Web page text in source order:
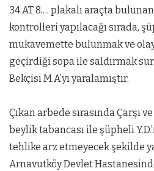
34 AT 8…. plakalı araçta
kontrolleri yapılacağı sırada,
mukavemette bulunmak ve
geçirdiği sopa ile saldırmak
Bekçisi M.A’yı yaralamıştır.
Çıkan arbede sırasında Çarşı
beylik tabancası ile şüpheli
tehlike arz etmeyecek şekilde
Arnavutköy Devlet